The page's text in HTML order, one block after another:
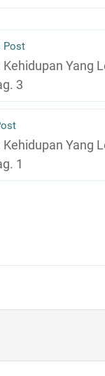
Post
Yang
3
Yang
1